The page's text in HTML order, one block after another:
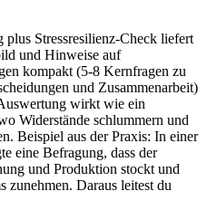
Stressresilienz-Check liefert
und Hinweise auf
kompakt (5-8 Kernfragen zu
und Zusammenarbeit)
wirkt wie ein
Widerstände schlummern und
Beispiel aus der Praxis: In einer
eine Befragung, dass der
und Produktion stockt und
zunehmen. Daraus leitest du